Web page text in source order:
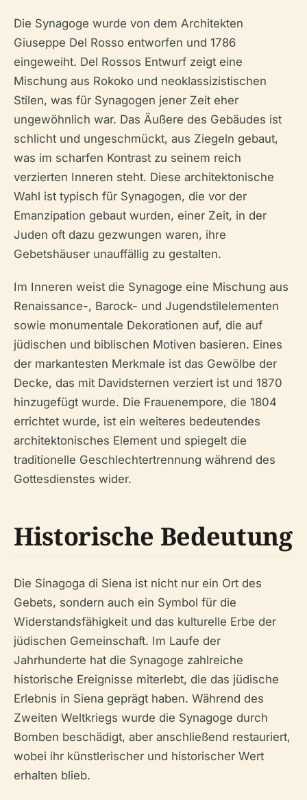
Die Synagoge wurde von dem Architekten
Giuseppe Del Rosso entworfen und 1786
eingeweiht. Del Rossos Entwurf zeigt eine
Mischung aus Rokoko und neoklassizistischen
Stilen, was für Synagogen jener Zeit eher
ungewöhnlich war. Das Äußere des Gebäudes ist
schlicht und ungeschmückt, aus Ziegeln gebaut,
was im scharfen Kontrast zu seinem reich
verzierten Inneren steht. Diese architektonische
Wahl ist typisch für Synagogen, die vor der
Emanzipation gebaut wurden, einer Zeit, in der
Juden oft dazu gezwungen waren, ihre
Gebetshäuser unauffällig zu gestalten.
Im Inneren weist die Synagoge eine Mischung aus
Renaissance-, Barock- und Jugendstilelementen
sowie monumentale Dekorationen auf, die auf
jüdischen und biblischen Motiven basieren. Eines
der markantesten Merkmale ist das Gewölbe der
Decke, das mit Davidsternen verziert ist und 1870
hinzugefügt wurde. Die Frauenempore, die 1804
errichtet wurde, ist ein weiteres bedeutendes
architektonisches Element und spiegelt die
traditionelle Geschlechtertrennung während des
Gottesdienstes wider.
Historische Bedeutung
Die Sinagoga di Siena ist nicht nur ein Ort des
Gebets, sondern auch ein Symbol für die
Widerstandsfähigkeit und das kulturelle Erbe der
jüdischen Gemeinschaft. Im Laufe der
Jahrhunderte hat die Synagoge zahlreiche
historische Ereignisse miterlebt, die das jüdische
Erlebnis in Siena geprägt haben. Während des
Zweiten Weltkriegs wurde die Synagoge durch
Bomben beschädigt, aber anschließend restauriert,
wobei ihr künstlerischer und historischer Wert
erhalten blieb.